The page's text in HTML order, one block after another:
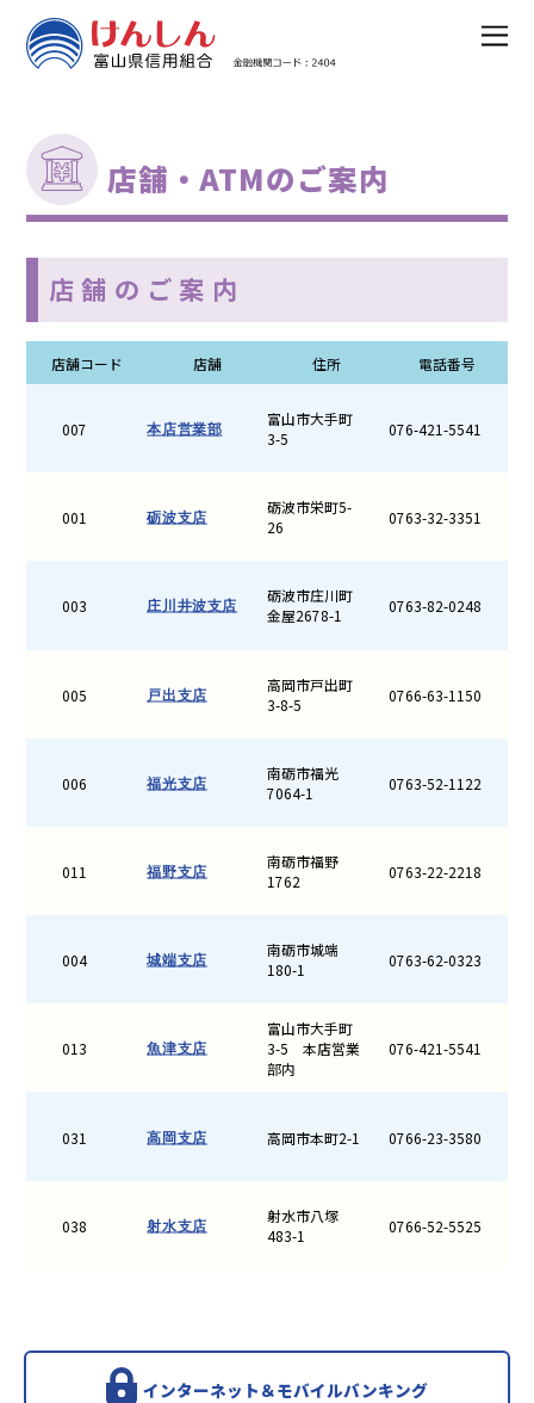
店舗・ATMのご案内
店舗のご案内
店舗コード 店舗 住所 電話番号
007 本店営業部
富山市大手町
3-5
076-421-5541
001 砺波支店
砺波市栄町5-
26
0763-32-3351
003 庄川井波支店
砺波市庄川町
金屋2678-1
0763-82-0248
005 戸出支店
高岡市戸出町
3-8-5
0766-63-1150
006 福光支店
南砺市福光
7064-1
0763-52-1122
011 福野支店
南砺市福野
1762
0763-22-2218
004 城端支店
南砺市城端
180-1
0763-62-0323
013 魚津支店
富山市大手町
3-5 本店営業
部内
076-421-5541
031 高岡支店 高岡市本町2-1 0766-23-3580
038 射水支店
射水市八塚
483-1
0766-52-5525
インターネット＆モバイルバンキング